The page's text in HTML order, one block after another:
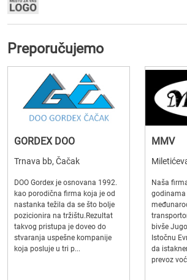
Preporučujemo
GORDEX DOO
Trnava bb, Čačak
DOO Gordex je osnovana 1992.
kao porodična firma koja je od
nastanka težila da se što bolje
pozicionira na tržištu.Rezultat
takvog pristupa je doveo do
stvaranja uspešne kompanije
koja posluje u tri p...
MMV
Naša
godinama
bivše
Istočnu
da
prevoz